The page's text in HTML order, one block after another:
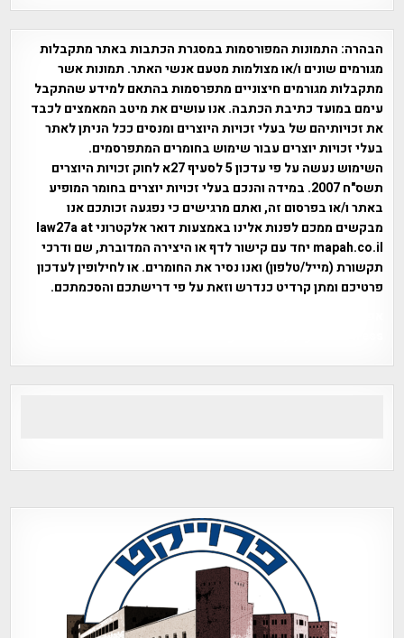
הבהרה: התמונות המפורסמות במסגרת הכתבות באתר מתקבלות
מגורמים שונים ו/או מצולמות מטעם אנשי האתר. תמונות אשר
מתקבלות מגורמים חיצוניים מתפרסמות בהתאם למידע שהתקבל
עימם במועד כתיבת הכתבה. אנו עושים את מיטב המאמצים לכבד
את זכויותיהם של בעלי זכויות היוצרים ומנסים ככל הניתן לאתר
בעלי זכויות יוצרים עבור שימוש בחומרים המתפרסמים.
השימוש נעשה על פי עדכון 5 לסעיף 27א לחוק זכויות היוצרים
תשס"ח 2007. במידה והנכם בעלי זכויות יוצרים בחומר המופיע
באתר ו/או בפרסום זה, ואתם מרגישים כי נפגעה זכותכם אנו
מבקשים ממכם לפנות אלינו באמצעות דואר אלקטרוני law27a at
mapah.co.il יחד עם קישור לדף או היצירה המדוברת, שם ודרכי
תקשורת (מייל/טלפון) ואנו נסיר את החומרים. או לחילופין לעדכון
פרטיכם ומתן קרדיט כנדרש וזאת על פי דרישתכם והסכמתכם.